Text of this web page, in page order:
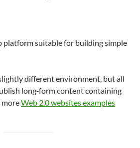
platform suitable for building simple
different environment, but all
long‑form content containing
moreWeb 2.0 websites examples